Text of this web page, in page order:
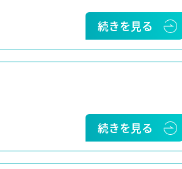
続きを見る
続きを見る